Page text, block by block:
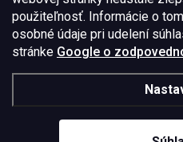
použiteľnosť. Informácie o
osobné údaje pri udelení
stránke Google o
Vďaka
dáta v
© Copyright2026
Gajova 4,